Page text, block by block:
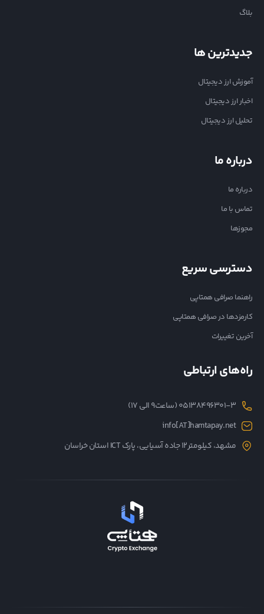
بلاگ
جدیدترین ها
آموزش ارز دیجیتال
اخبار ارز دیجیتال
تحلیل ارز دیجیتال
درباره ما
درباره ما
تماس با ما
مجوزها
دسترسی سریع
راهنما صرافی همتاپی
کارمزدها در صرافی همتاپی
آخرین تغییرات
راه‌های ارتباطی
05138496301-3 (ساعت۹ الی ۱۷)
info[AT]hamtapay.net
مشهد، کیلومتر12 جاده آسیایی، پارک ICT استان خراسان